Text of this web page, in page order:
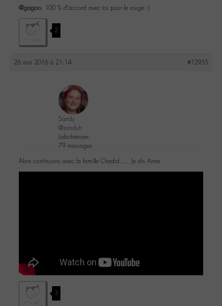
@gagoo, 100 % d’accord avec toi pour le rouge :)
2
26 mai 2016 à 21:14 #12955
Sandy
@sandyh
Labohémien
79 messages
Alors continuons avec la famille Chedid….. Je dis Aime
3